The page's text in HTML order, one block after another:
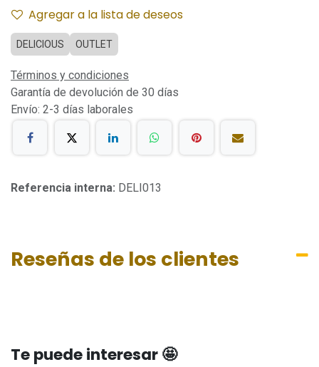
Agregar a la lista de deseos
DELICIOUS OUTLET
Términos y condiciones
Garantía de devolución de 30 días
Envío: 2-3 días laborales
Referencia interna: DELI013
Reseñas de los clientes
Te puede interesar 🤩